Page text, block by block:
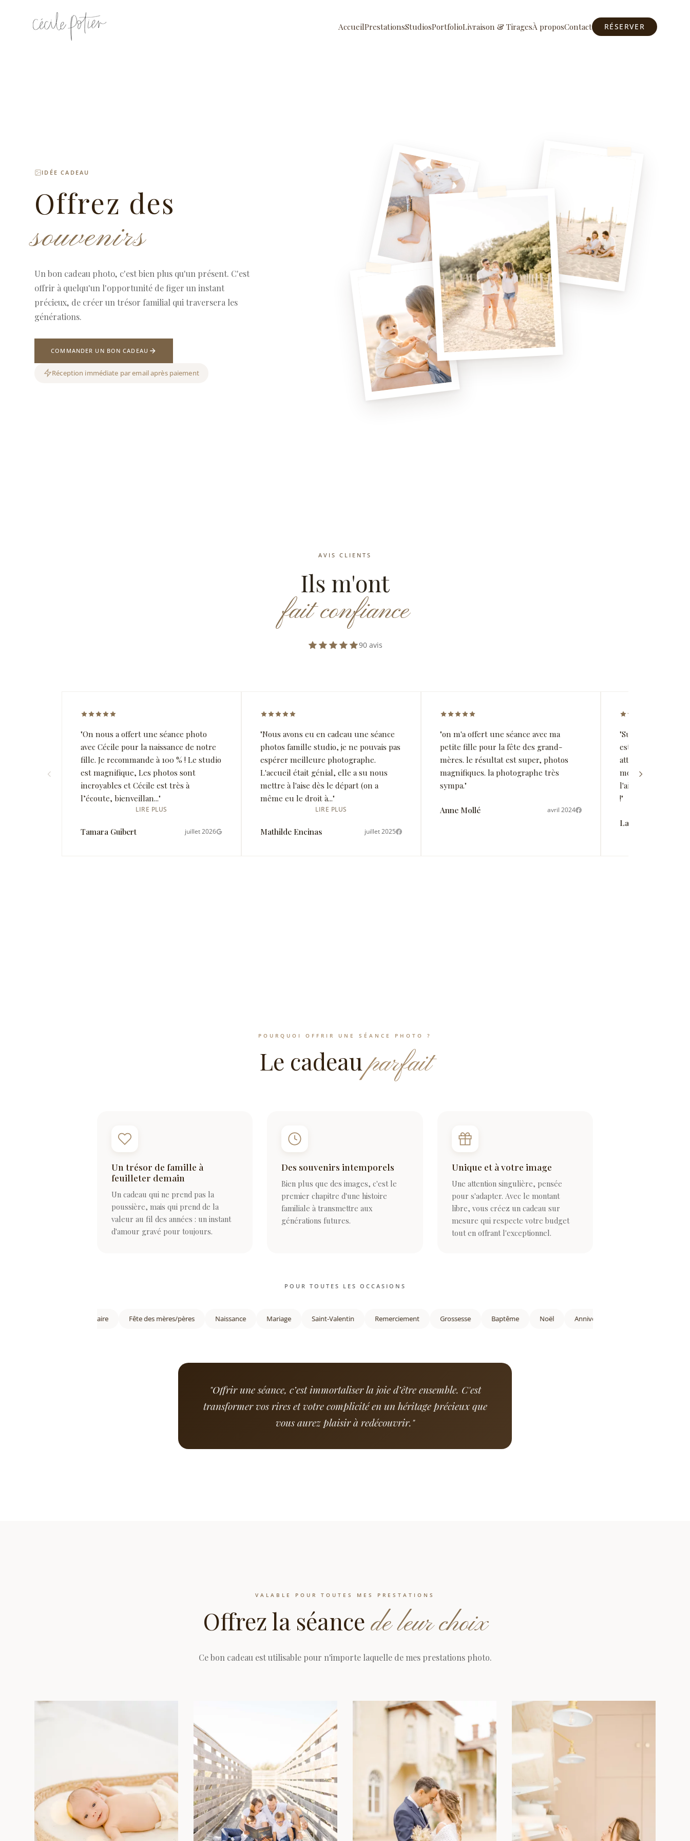
AccueilPrestationsStudiosPortfolioLivraison & TiragesÀ proposContact RÉSERVER
IDÉE CADEAU
Offrez des
souvenirs
Un bon cadeau photo, c'est bien plus qu'un présent. C'est
offrir à quelqu'un l'opportunité de figer un instant
précieux, de créer un trésor familial qui traversera les
générations.
COMMANDER UN BON CADEAU
Réception immédiate par email après paiement
AVIS CLIENTS
Ils m'ont
fait confiance
Note moyenne 5 sur 5 — 90 avis
90 avis
Note 5 sur 5 étoiles
"On nous a offert une séance photo
avec Cécile pour la naissance de notre
fille. Je recommande à 100 % ! Le studio
est magnifique, Les photos sont
incroyables et Cécile est très à
l’écoute, bienveillan..."
LIRE PLUS
Tamara Guibert juillet 2026
Note 5 sur 5 étoiles
"Nous avons eu en cadeau une séance
photos famille studio, je ne pouvais pas
espérer meilleure photographe.
L'accueil était génial, elle a su nous
mettre à l'aise dès le départ (on a
même eu le droit à..."
LIRE PLUS
Mathilde Encinas juillet 2025
Note 5 sur 5 étoiles
"on m'a offert une séance avec ma
petite fille pour la fête des grand-
mères. le résultat est super, photos
magnifiques. la photographe très
sympa."
Anne Mollé avril 2024
Note 5 sur 5
"Super séance
est au top,
attentionnée et
moment de
l'aise. Les photos
!"
Lauriane Dance
POURQUOI OFFRIR UNE SÉANCE PHOTO ?
Le cadeauparfait
Un trésor de famille à
feuilleter demain
Un cadeau qui ne prend pas la
poussière, mais qui prend de la
valeur au fil des années : un instant
d'amour gravé pour toujours.
Des souvenirs intemporels
Bien plus que des images, c'est le
premier chapitre d'une histoire
familiale à transmettre aux
générations futures.
Unique et à votre image
Une attention singulière, pensée
pour s'adapter. Avec le montant
libre, vous créez un cadeau sur
mesure qui respecte votre budget
tout en offrant l'exceptionnel.
POUR TOUTES LES OCCASIONS
Fête des mères/pères Naissance Mariage Saint-Valentin Remerciement Grossesse Baptême Anniversaire
"Offrir une séance, c’est immortaliser la joie d’être ensemble. C'est
transformer vos rires et votre complicité en un héritage précieux que
vous aurez plaisir à redécouvrir."
VALABLE POUR TOUTES MES PRESTATIONS
Offrez la séance de leur choix
Ce bon cadeau est utilisable pour n'importe laquelle de mes prestations photo.
Voir Grossesse & Naissance : tarifs et détails Voir Mariage : tarifs et détails Voir Professionnel : tarifs et détails